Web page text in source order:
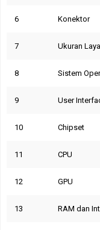
6 Konektor
7 Ukuran
8 Sistem
9 User
10 Chipset
11 CPU
12 GPU
13 RAM dan